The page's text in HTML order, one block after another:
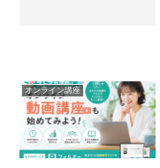
オンライン講座